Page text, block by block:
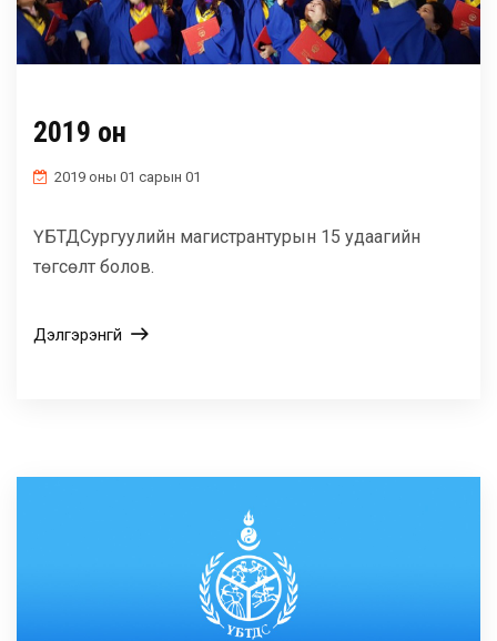
2019 он
2019 оны 01 сарын 01
ҮБТДСургуулийн магистрантурын 15 удаагийн
төгсөлт болов.
Дэлгэрэнгүй